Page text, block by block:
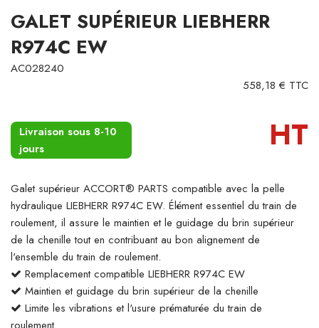
GALET SUPÉRIEUR LIEBHERR
R974C EW
AC028240
558,18 € TTC
Livraison sous 8-10
jours
HT
Galet supérieur ACCORT® PARTS compatible avec la pelle
hydraulique LIEBHERR R974C EW. Élément essentiel du train de
roulement, il assure le maintien et le guidage du brin supérieur
de la chenille tout en contribuant au bon alignement de
l'ensemble du train de roulement.
Remplacement compatible LIEBHERR R974C EW
Maintien et guidage du brin supérieur de la chenille
Limite les vibrations et l'usure prématurée du train de